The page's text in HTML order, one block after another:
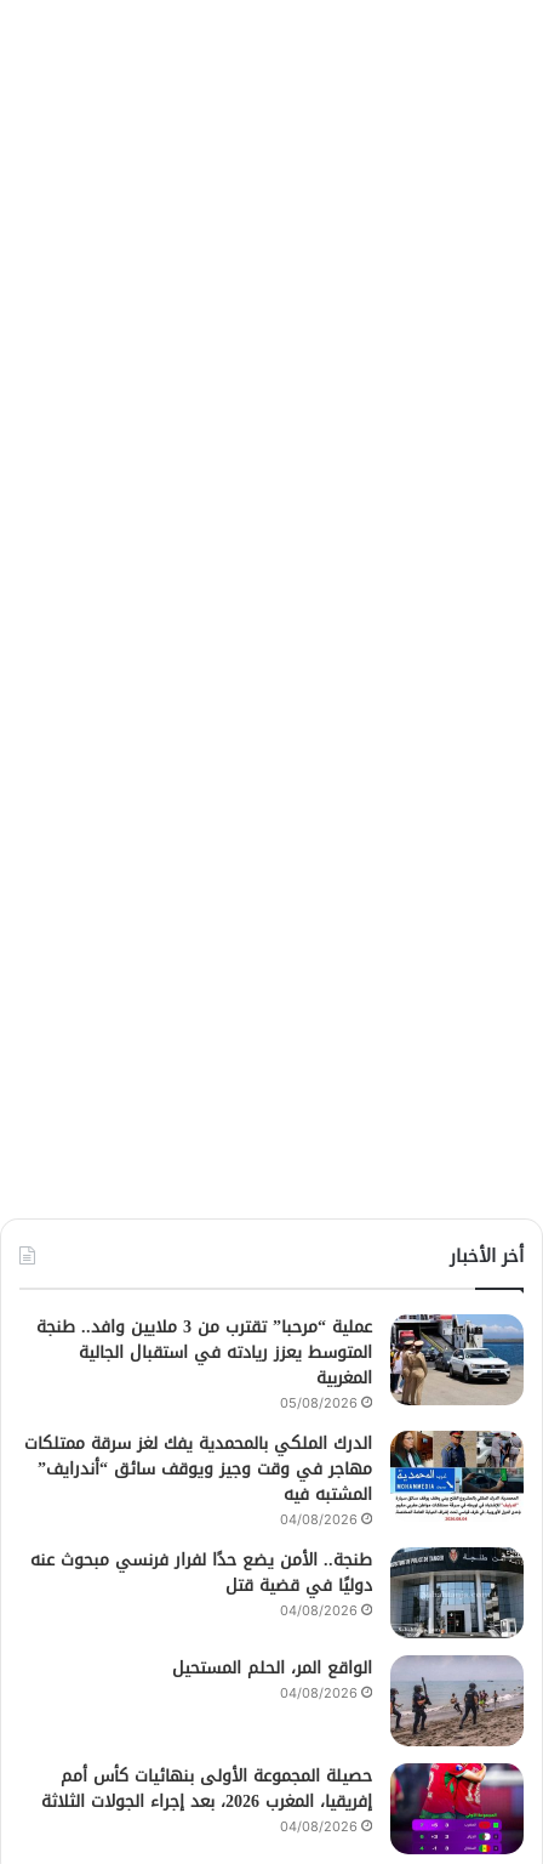
أخر الأخبار
عملية “مرحبا” تقترب من 3 ملايين وافد.. طنجة
المتوسط يعزز ريادته في استقبال الجالية
المغربية
05/08/2026
الدرك الملكي بالمحمدية يفك لغز سرقة ممتلكات
مهاجر في وقت وجيز ويوقف سائق “أندرايف”
المشتبه فيه
04/08/2026
طنجة.. الأمن يضع حدًا لفرار فرنسي مبحوث عنه
دوليًا في قضية قتل
04/08/2026
الواقع المر، الحلم المستحيل
04/08/2026
حصيلة المجموعة الأولى بنهائيات كأس أمم
إفريقيا، المغرب 2026، بعد إجراء الجولات الثلاثة
04/08/2026